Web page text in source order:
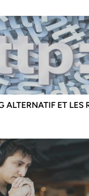
ALTERNATIF ET LES